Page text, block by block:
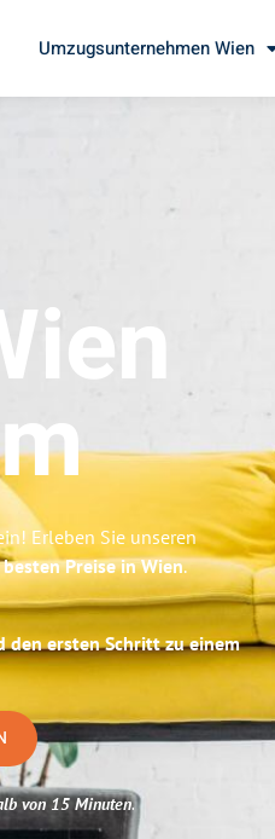
Umzugsunternehmen Wien
Erleben Sie unseren
besten Preise in Wien.
ersten Schritt zu einem
von 15 Minuten.